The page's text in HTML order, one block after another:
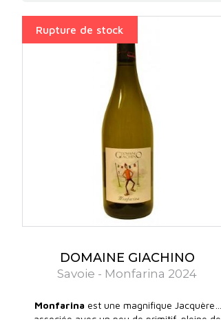
Rupture de stock
DOMAINE GIACHINO
Savoie - Monfarina 2024
Monfarina est une magnifique Jacquères
associée avec un peu de primitif, pleine de